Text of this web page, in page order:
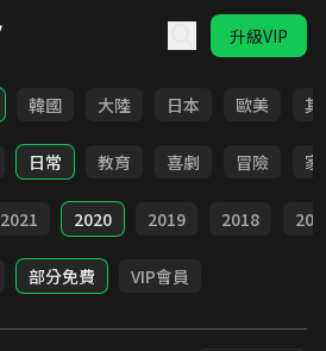
升級VIP
韓國 大陸 日本 歐美 其
日常 教育 喜劇 冒險 家
2021 2020 2019 2018
部分免費 VIP會員